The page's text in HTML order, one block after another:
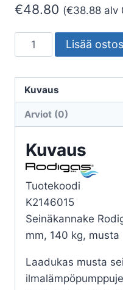
€48.80 (€38.88 alv
SEINÄKANNAKE
RODIGAS
800X550
140KG
MUSTA
Lisää
Kuvaus
Arviot (0)
Kuvaus
Tuotekoodi
K2146015
Seinäkannake
mm, 140 kg, musta
Laadukas musta